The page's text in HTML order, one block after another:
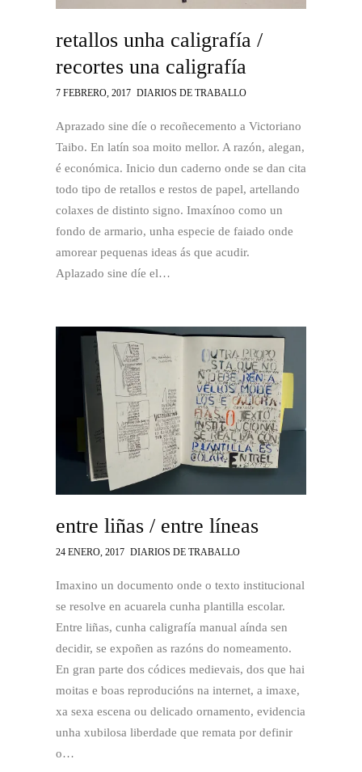
retallos unha caligrafía /
recortes una caligrafía
7 FEBRERO, 2017 DIARIOS DE TRABALLO
Aprazado sine díe o recoñecemento a Victoriano
Taibo. En latín soa moito mellor. A razón, alegan,
é económica. Inicio dun caderno onde se dan cita
todo tipo de retallos e restos de papel, artellando
colaxes de distinto signo. Imaxínoo como un
fondo de armario, unha especie de faiado onde
amorear pequenas ideas ás que acudir.
Aplazado sine díe el…
entre liñas / entre líneas
24 ENERO, 2017 DIARIOS DE TRABALLO
Imaxino un documento onde o texto institucional
se resolve en acuarela cunha plantilla escolar.
Entre liñas, cunha caligrafía manual aínda sen
decidir, se expoñen as razóns do nomeamento.
En gran parte dos códices medievais, dos que hai
moitas e boas reproducións na internet, a imaxe,
xa sexa escena ou delicado ornamento, evidencia
unha xubilosa liberdade que remata por definir
o…